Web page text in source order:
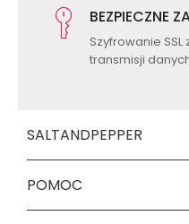
BEZPIECZNE
Szyfrowanie
transmisji
SALTANDPEPPER
POMOC